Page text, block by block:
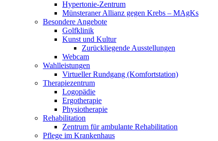
Hypertonie-Zentrum
Münsteraner Allianz gegen Krebs – MAgKs
Besondere Angebote
Golfklinik
Kunst und Kultur
Zurückliegende Ausstellungen
Webcam
Wahlleistungen
Virtueller Rundgang (Komfortstation)
Therapiezentrum
Logopädie
Ergotherapie
Physiotherapie
Rehabilitation
Zentrum für ambulante Rehabilitation
Pflege im Krankenhaus